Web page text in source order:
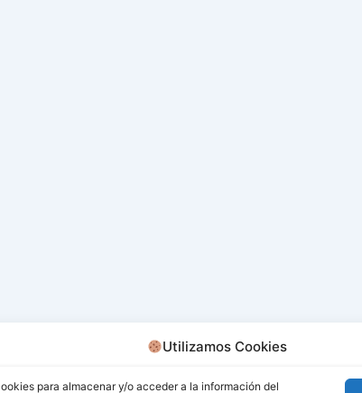
Utilizamos Cookies
para almacenar y/o acceder a la información del